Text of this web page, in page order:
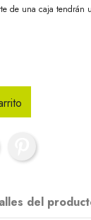
de una caja tendrán
del